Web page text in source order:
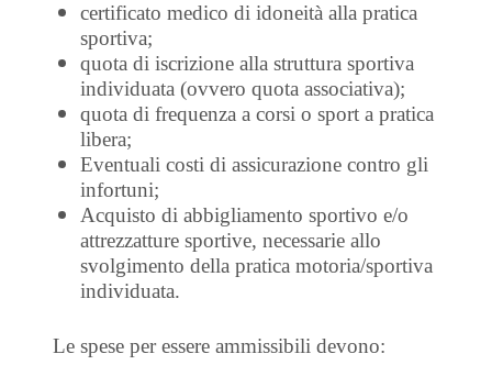
certificato medico di idoneità alla pratica
sportiva;
quota di iscrizione alla struttura sportiva
individuata (ovvero quota associativa);
quota di frequenza a corsi o sport a pratica
libera;
Eventuali costi di assicurazione contro gli
infortuni;
Acquisto di abbigliamento sportivo e/o
attrezzatture sportive, necessarie allo
svolgimento della pratica motoria/sportiva
individuata.
Le spese per essere ammissibili devono: